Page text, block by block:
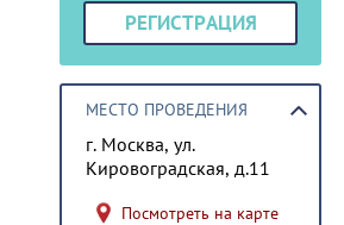
РЕГИСТРАЦИЯ
МЕСТО ПРОВЕДЕНИЯ
г. Москва, ул.
Кировоградская, д.11
Посмотреть на карте